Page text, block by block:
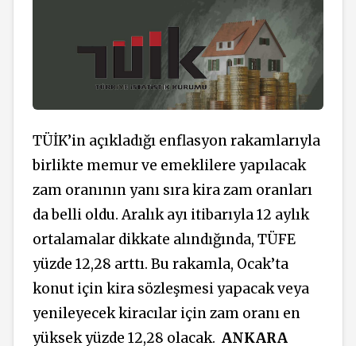
TÜİK’in açıkladığı enflasyon rakamlarıyla
birlikte memur ve emeklilere yapılacak
zam oranının yanı sıra kira zam oranları
da belli oldu. Aralık ayı itibarıyla 12 aylık
ortalamalar dikkate alındığında, TÜFE
yüzde 12,28 arttı. Bu rakamla, Ocak’ta
konut için kira sözleşmesi yapacak veya
yenileyecek kiracılar için zam oranı en
yüksek yüzde 12,28 olacak. ANKARA